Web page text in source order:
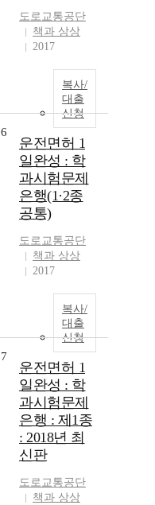
도로교통공단
책과 상상
2017
복사/
대출
신청
6
운전면허 1
일완성 : 학
과시험문제
은행(1·2종
공통)
도로교통공단
책과 상상
2017
복사/
대출
신청
7
운전면허 1
일완성 : 학
과시험문제
은행 : 제1종
: 2018년 최
신판
도로교통공단
책과 상상